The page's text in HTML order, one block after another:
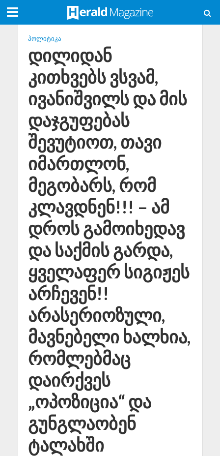
ᲞᲝᲚᲘᲢᲘᲙᲐ
დილიდან
კითხვებს ვსვამ,
ივანიშვილს და მის
დაჯგუფებას
შევუტიოთ, თავი
იმართლონ,
მეგობარს, რომ
კლავდნენ!!! – ამ
დროს გამოიხედავ
და საქმის გარდა,
ყველაფერ სიგიჟეს
არჩევენ!!
არასერიოზული,
მავნებელი ხალხია,
რომლებმაც
დაირქვეს
„ოპოზიცია“ და
გუნგლაობენ
ტალახში